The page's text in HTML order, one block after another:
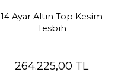
14 Ayar Altın Top Kesim
Tesbih
264.225,00 TL